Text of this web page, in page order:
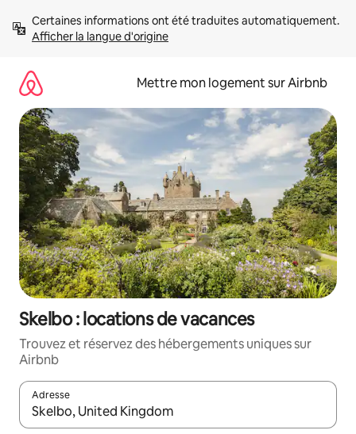
directement
Afficher la langue d'origine
Mettre mon logement sur Airbnb
Skelbo : locations de vacances
Trouvez et réservez des hébergements uniques sur
Airbnb
Adresse
Lorsque les résultats s'affichent, utilisez les flèches vers le